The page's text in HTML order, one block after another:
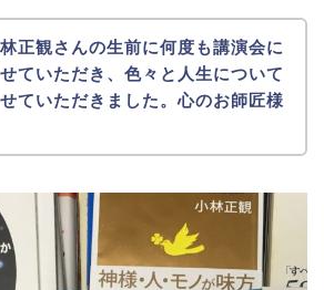
正観さんの生前に何度も講演会に
ていただき、色々と人生について
ていただきました。心のお師匠様